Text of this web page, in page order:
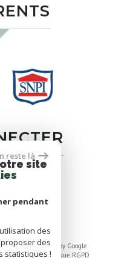
powered by Google
Liens-Admin-Politique RGPD
reste là
site
pendant
des
des
statistiques !